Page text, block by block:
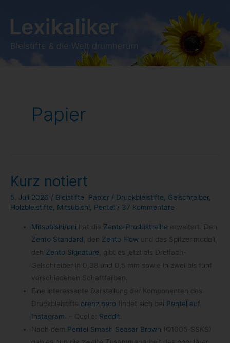
Inhalt
springen
Lexikaliker
Bleistifte & die Welt drumherum
Papier
Kurz notiert
5. Juli 2026 / Bleistifte Papier / Druckbleistifte Gelschreiber
Holzbleistifte
Mitsubishi Pentel / 37 Kommentare
Mitsubishi/​uni hat die Zento-​Produktreihe erwei­tert. Den
Zento Stan­dard , den Zento Flow und das Spit­zen­mo­dell,
den Zento Signa­ture , gibt es jetzt als Dreifach-​
Gelschreiber in 0,38 und 0,5 mm sowie in zwei bis fünf
ver­schie­de­nen Schaftfarben.
Eine inter­es­sante Dar­stel­lung der Kom­po­nen­ten des
Druck­blei­stifts orenz nero fin­det sich bei Pen­tel auf
Insta­gram . – Quelle: Red­dit
Nach dem Pen­tel Smash Sea­sar Brown (Q1005-​SSKS)